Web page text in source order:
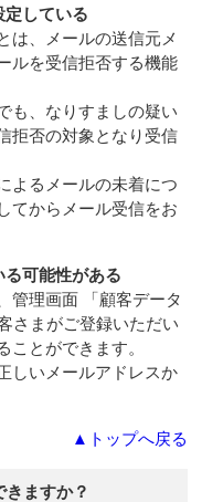
定している
は、メールの送信元メ
ルを受信拒否する機能
も、なりすましの疑い
拒否の対象となり受信
よるメールの未着につ
てからメール受信をお
可能性がある
管理画面 「顧客データ
さまがご登録いただい
ことができます。
しいメールアドレスか
▲トップへ戻る
ますか？